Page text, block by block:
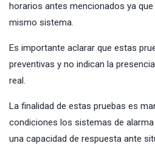
horarios antes mencionados ya
mismo sistema.
Es importante aclarar que estas
preventivas y no indican la
real.
La finalidad de estas pruebas es
condiciones los sistemas de
una capacidad de respuesta ante